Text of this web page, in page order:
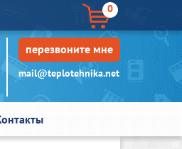
0
перезвоните мне
mail@teplotehnika.net